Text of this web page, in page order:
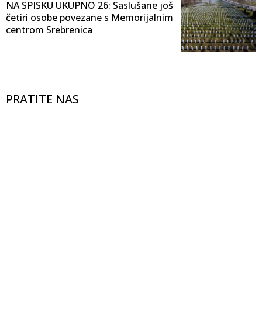
NA SPISKU UKUPNO 26: Saslušane još
četiri osobe povezane s Memorijalnim
centrom Srebrenica
PRATITE NAS